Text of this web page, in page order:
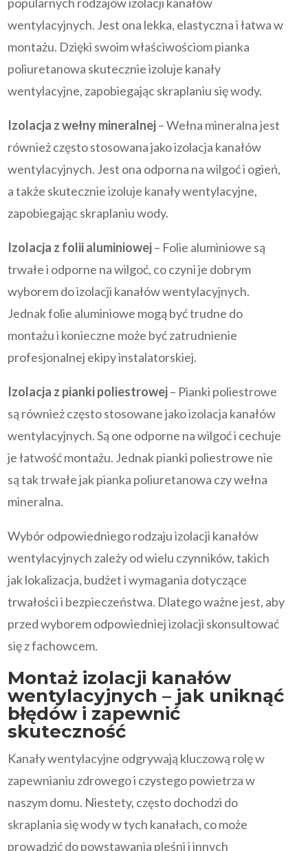
wentylacyjnych. Jest ona lekka, elastyczna i łatwa w
montażu. Dzięki swoim właściwościom pianka
poliuretanowa skutecznie izoluje kanały
wentylacyjne, zapobiegając skraplaniu się wody.
Izolacja z wełny mineralnej– Wełna mineralna jest
również często stosowana jako izolacja kanałów
wentylacyjnych. Jest ona odporna na wilgoć i ogień,
a także skutecznie izoluje kanały wentylacyjne,
zapobiegając skraplaniu wody.
Izolacja z folii aluminiowej– Folie aluminiowe są
trwałe i odporne na wilgoć, co czyni je dobrym
wyborem do izolacji kanałów wentylacyjnych.
Jednak folie aluminiowe mogą być trudne do
montażu i konieczne może być zatrudnienie
profesjonalnej ekipy instalatorskiej.
Izolacja z pianki poliestrowej– Pianki poliestrowe
są również często stosowane jako izolacja kanałów
wentylacyjnych. Są one odporne na wilgoć i cechuje
je łatwość montażu. Jednak pianki poliestrowe nie
są tak trwałe jak pianka poliuretanowa czy wełna
mineralna.
Wybór odpowiedniego rodzaju izolacji kanałów
wentylacyjnych zależy od wielu czynników, takich
jak lokalizacja, budżet i wymagania dotyczące
trwałości i bezpieczeństwa. Dlatego ważne jest, aby
przed wyborem odpowiedniej izolacji skonsultować
się z fachowcem.
Montaż izolacji kanałów
wentylacyjnych – jak uniknąć
błędów i zapewnić
skuteczność
Kanały wentylacyjne odgrywają kluczową rolę w
zapewnianiu zdrowego i czystego powietrza w
naszym domu. Niestety, często dochodzi do
skraplania się wody w tych kanałach, co może
prowadzić do powstawania pleśni i innych